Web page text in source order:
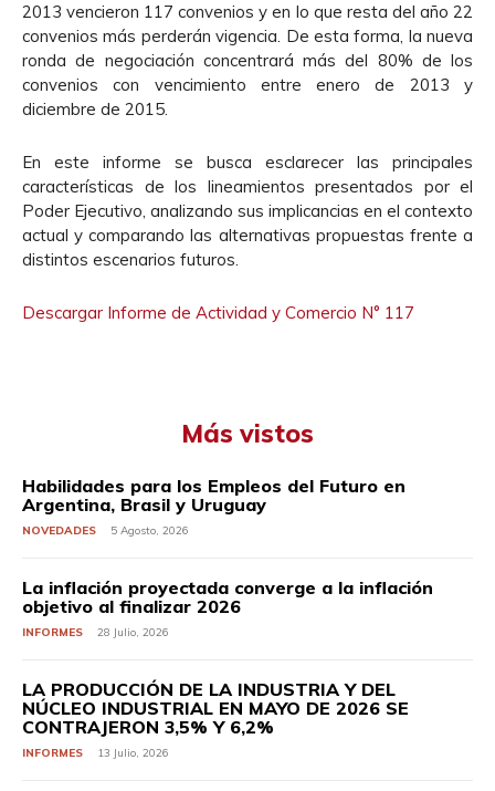
2013 vencieron 117 convenios y en lo que resta del año 22
convenios más perderán vigencia. De esta forma, la nueva
ronda de negociación concentrará más del 80% de los
convenios con vencimiento entre enero de 2013 y
diciembre de 2015.
En este informe se busca esclarecer las principales
características de los lineamientos presentados por el
Poder Ejecutivo, analizando sus implicancias en el contexto
actual y comparando las alternativas propuestas frente a
distintos escenarios futuros.
Descargar Informe de Actividad y Comercio N° 117
Más vistos
Habilidades para los Empleos del Futuro en
Argentina, Brasil y Uruguay
NOVEDADES 5 Agosto, 2026
La inflación proyectada converge a la inflación
objetivo al finalizar 2026
INFORMES 28 Julio, 2026
LA PRODUCCIÓN DE LA INDUSTRIA Y DEL
NÚCLEO INDUSTRIAL EN MAYO DE 2026 SE
CONTRAJERON 3,5% Y 6,2%
INFORMES 13 Julio, 2026